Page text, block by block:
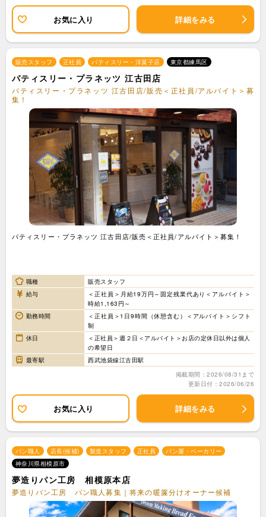
お気に入り 詳細をみる
販売スタッフ 正社員 パティスリー・洋菓子店 東京都練馬区
パティスリー・プラネッツ 江古田店
パティスリー・プラネッツ 江古田店/販売＜正社員/アルバイト＞募
集！
パティスリー・プラネッツ 江古田店/販売＜正社員/アルバイト＞募集！
職種
販売スタッフ
給与
＜正社員＞月給19万円～固定残業代あり＜アルバイト＞
時給1,163円～
勤務時間
＜正社員＞1日9時間（休憩含む）＜アルバイト＞シフト
制
休日
＜正社員＞週２日＜アルバイト＞お店の定休日以外は個人
の希望日
最寄駅
西武池袋線江古田駅
掲載期間：2026/08/31まで
更新日付：2026/06/26
お気に入り 詳細をみる
パン職人 店長(候補) 製造スタッフ 正社員
パン屋・ベーカリー
神奈川県相模原市
夢造りパン工房 相模原本店
夢造りパン工房 パン職人募集｜将来の暖簾分けオーナー候補